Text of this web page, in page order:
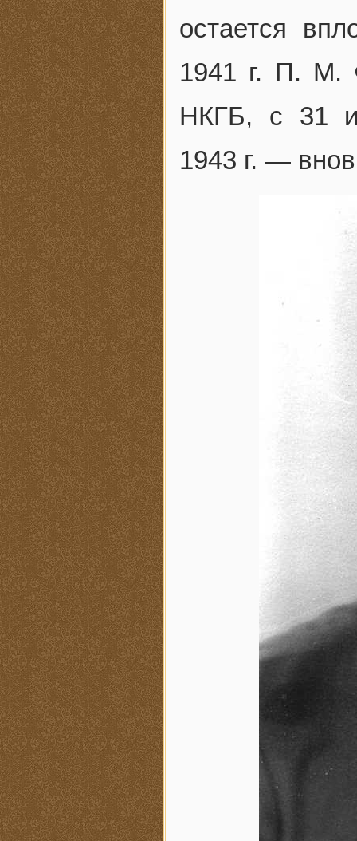
остается
1941 г. П. М.
НКГБ, с 31
1943 г. —